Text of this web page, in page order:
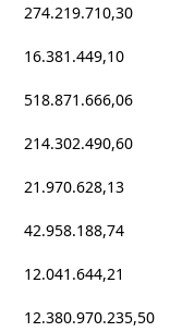
274.219.710,30
16.381.449,10
518.871.666,06
214.302.490,60
21.970.628,13
42.958.188,74
12.041.644,21
12.380.970.235,50